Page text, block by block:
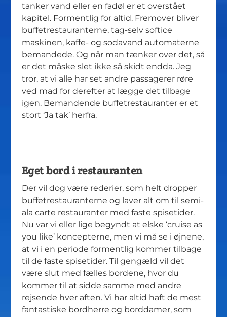
tanker vand eller en fadøl er et overstået
kapitel. Formentlig for altid. Fremover bliver
buffetrestauranterne, tag-selv softice
maskinen, kaffe- og sodavand automaterne
bemandede. Og når man tænker over det, så
er det måske slet ikke så skidt endda. Jeg
tror, at vi alle har set andre passagerer røre
ved mad for derefter at lægge det tilbage
igen. Bemandende buffetrestauranter er et
stort ‘Ja tak’ herfra.
Eget bord i restauranten
Der vil dog være rederier, som helt dropper
buffetrestauranterne og laver alt om til semi-
ala carte restauranter med faste spisetider.
Nu var vi eller lige begyndt at elske ‘cruise as
you like’ koncepterne, men vi må se i øjnene,
at vi i en periode formentlig kommer tilbage
til de faste spisetider. Til gengæld vil det
være slut med fælles bordene, hvor du
kommer til at sidde samme med andre
rejsende hver aften. Vi har altid haft de mest
fantastiske bordherre og borddamer, som